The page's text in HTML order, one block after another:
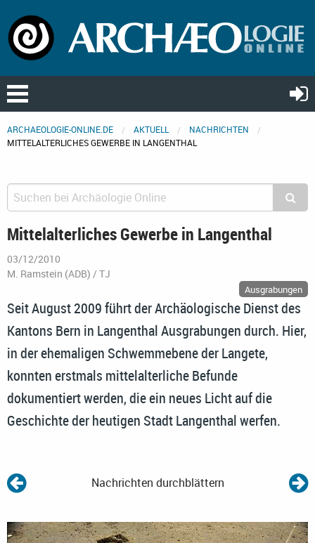
ARCHAEOLOGIE-ONLINE.DE AKTUELL
NACHRICHTEN
MITTELALTERLICHES GEWERBE IN LANGENTHAL
Mittelalterliches Gewerbe in Langenthal
03/12/2010
M. Ramstein (ADB) / TJ
Ausgrabungen
Seit August 2009 führt der Archäologische Dienst des
Kantons Bern in Langenthal Ausgrabungen durch. Hier,
in der ehemaligen Schwemmebene der Langete,
konnten erstmals mittelalterliche Befunde
dokumentiert werden, die ein neues Licht auf die
Geschichte der heutigen Stadt Langenthal werfen.
Nachrichten durchblättern